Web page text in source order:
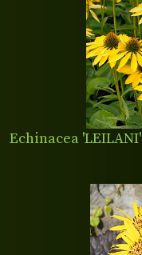
Echinacea 'LEILANI'